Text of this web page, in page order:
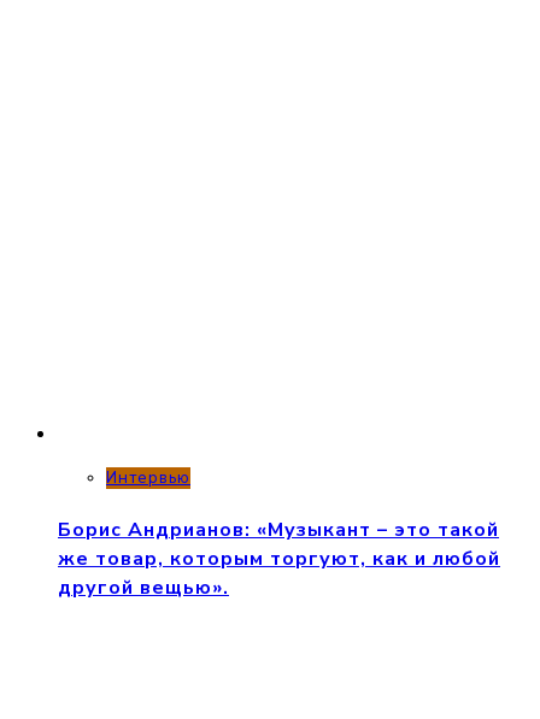
Интервью
Борис Андрианов: «Музыкант – это такой
же товар, которым торгуют, как и любой
другой вещью».